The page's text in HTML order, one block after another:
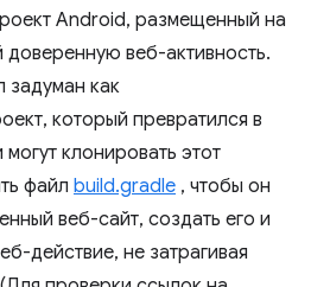
Android, размещенный на
веб-активность.
задуман как
который превратился в
клонировать этот
файл build.gradle , чтобы он
веб-сайт, создать его и
действие, не затрагивая